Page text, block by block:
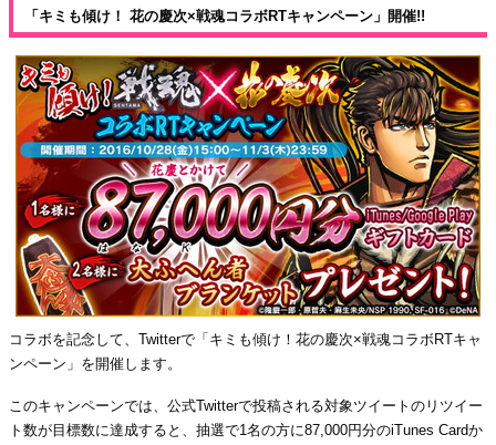
「キミも傾け！ 花の慶次×戦魂コラボRTキャンペーン」開催!!
コラボを記念して、Twitterで「キミも傾け！花の慶次×戦魂コラボRTキャ
ンペーン」を開催します。
このキャンペーンでは、公式Twitterで投稿される対象ツイートのリツイー
ト数が目標数に達成すると、抽選で1名の方に87,000円分のiTunes Cardか